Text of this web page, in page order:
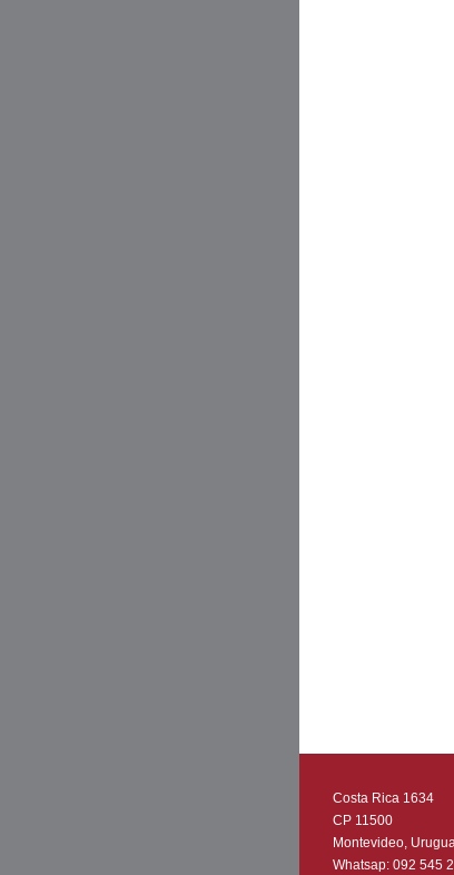
Costa Rica 1634
CP 11500
Montevideo,
Whatsap: 092 545